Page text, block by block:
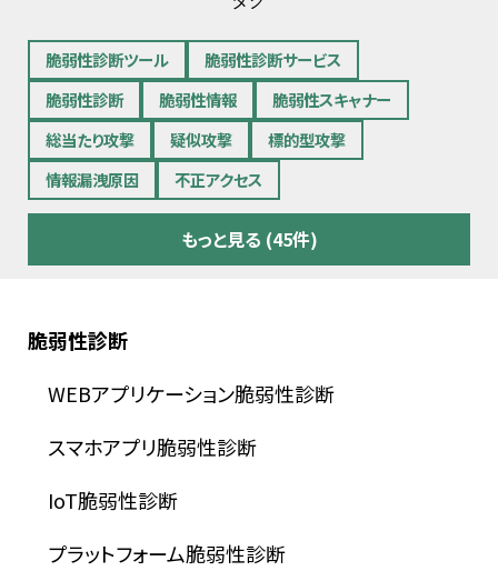
脆弱性診断ツール
脆弱性診断サービス
脆弱性診断
脆弱性情報
脆弱性スキャナー
総当たり攻撃
疑似攻撃
標的型攻撃
情報漏洩原因
不正アクセス
もっと見る (45件)
脆弱性診断
WEBアプリケーション脆弱性診断
スマホアプリ脆弱性診断
IoT脆弱性診断
プラットフォーム脆弱性診断